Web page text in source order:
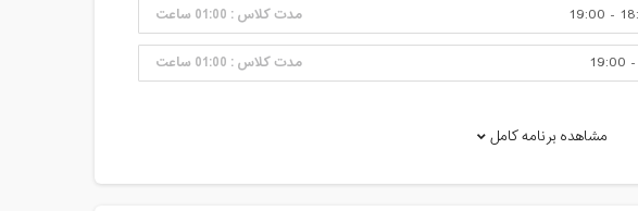
مدت کلاس : 01:00 ساعت
مدت کلاس : 01:00 ساعت
مشاهده برنامه کامل